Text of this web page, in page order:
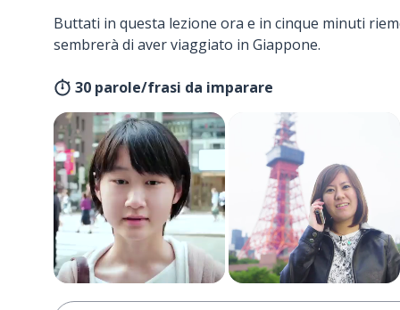
Buttati in questa lezione ora e in cinque minuti
sembrerà di aver viaggiato in Giappone.
30 parole/frasi da imparare